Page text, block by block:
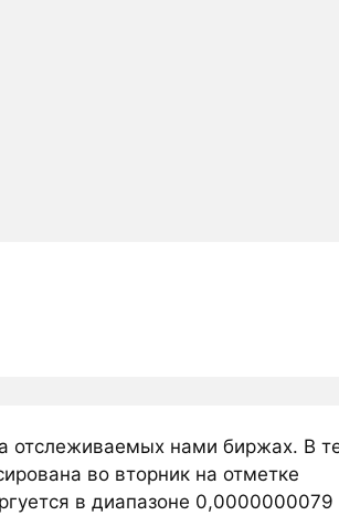
отслеживаемых нами биржах. В
во вторник на отметке
в диапазоне 0,0000000079